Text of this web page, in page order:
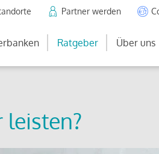
Partner werden
Ratgeber Über uns
leisten?